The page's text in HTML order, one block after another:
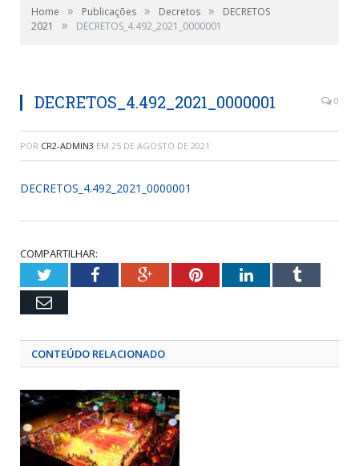
Home » Publicações » Decretos »
DECRETOS
2021
» DECRETOS_4.492_2021_0000001
DECRETOS_4.492_2021_0000001 0
POR CR2-ADMIN3 EM 25 DE AGOSTO DE 2021
DECRETOS_4.492_2021_0000001
COMPARTILHAR:
TwitterFacebookGoogle+PinterestLinkedInTumblr
Email
CONTEÚDO RELACIONADO